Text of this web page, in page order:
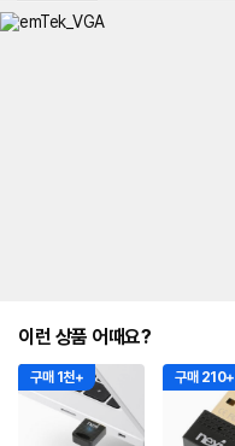
이런 상품 어때요?
구매 1천+ 구매 210+